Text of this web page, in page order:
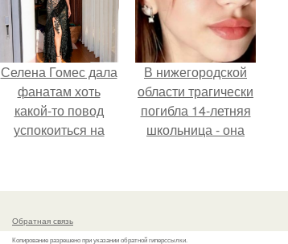
Селена Гомес дала
фанатам хоть
какой-то повод
успокоиться на
свадьбе Тейлор
В нижегородской
области трагически
погибла 14-летняя
школьница - она
к контрольной по
Обратная связь
Копирование разрешено при указании обратной гиперссылки.